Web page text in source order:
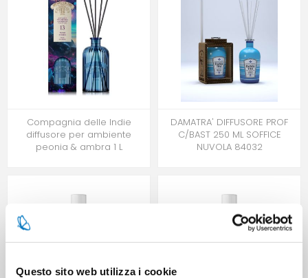
Questo sito web utilizza i cookie
Compagnia delle Indie
diffusore per ambiente
peonia & ambra 1 L
DAMATRA' DIFFUSORE PROF
C/BAST 250 ML SOFFICE
NUVOLA 84032